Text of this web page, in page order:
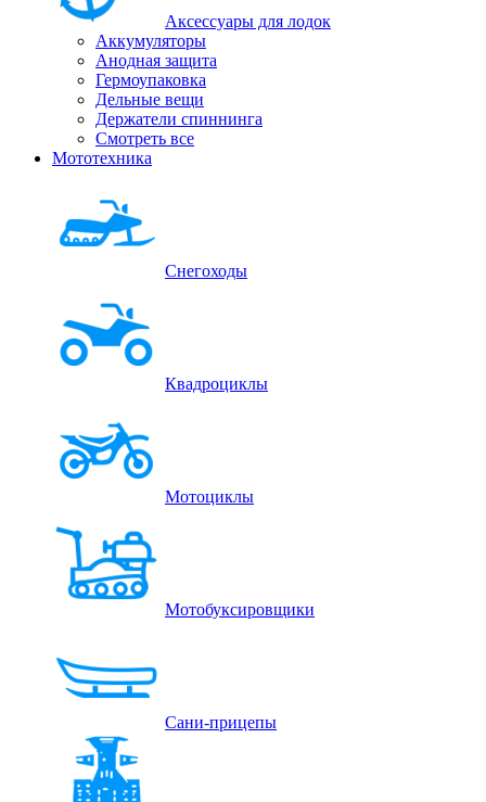
Аксессуары для лодок
Аккумуляторы
Анодная защита
Гермоупаковка
Дельные вещи
Держатели спиннинга
Смотреть все
Мототехника
Снегоходы
Квадроциклы
Мотоциклы
Мотобуксировщики
Сани-прицепы